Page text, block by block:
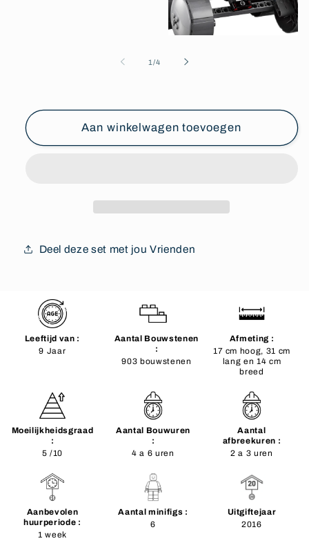
openen
1/van
4
Aan winkelwagen toevoegen
Deel deze set met jou Vrienden
Leeftijd van :
9 Jaar
Aantal Bouwstenen
:
903 bouwstenen
Afmeting :
17 cm hoog, 31 cm
lang en 14 cm
breed
Moeilijkheidsgraad
:
5 /10
Aantal Bouwuren
:
4 a 6 uren
Aantal
afbreekuren :
2 a 3 uren
Aanbevolen
huurperiode :
1 week
Aantal minifigs :
6
Uitgiftejaar
2016